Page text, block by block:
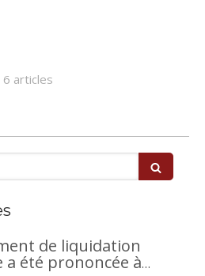
6 articles
de liquidation
a été prononcée à